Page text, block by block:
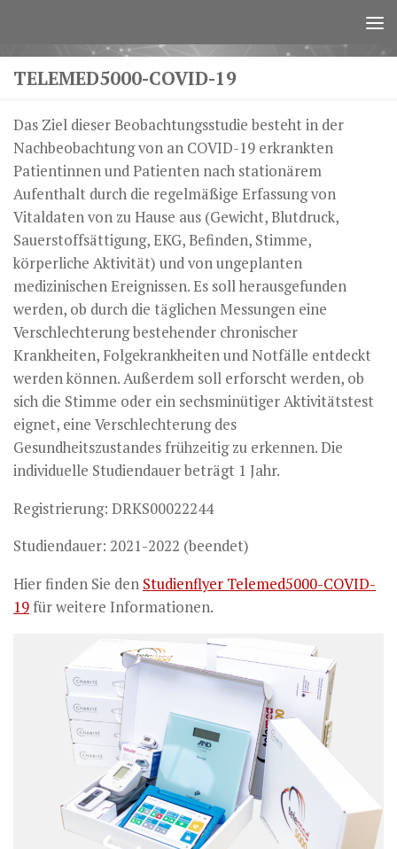
TELEMED5000-COVID-19
Das Ziel dieser Beobachtungsstudie besteht in der
Nachbeobachtung von an COVID-19 erkrankten
Patientinnen und Patienten nach stationärem
Aufenthalt durch die regelmäßige Erfassung von
Vitaldaten von zu Hause aus (Gewicht, Blutdruck,
Sauerstoffsättigung, EKG, Befinden, Stimme,
körperliche Aktivität) und von ungeplanten
medizinischen Ereignissen. Es soll herausgefunden
werden, ob durch die täglichen Messungen eine
Verschlechterung bestehender chronischer
Krankheiten, Folgekrankheiten und Notfälle entdeckt
werden können. Außerdem soll erforscht werden, ob
sich die Stimme oder ein sechsminütiger Aktivitätstest
eignet, eine Verschlechterung des
Gesundheitszustandes frühzeitig zu erkennen. Die
individuelle Studiendauer beträgt 1 Jahr.
Registrierung: DRKS00022244
Studiendauer: 2021-2022 (beendet)
Hier finden Sie den Studienflyer Telemed5000-COVID-
19 für weitere Informationen.